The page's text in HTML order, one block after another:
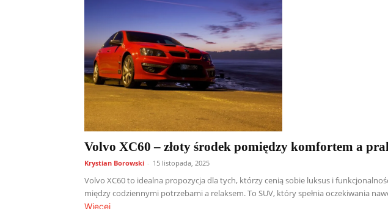
Volvo XC60 – złoty środek pomiędzy komfortem a
Krystian Borowski - 15 listopada, 2025
Volvo XC60 to idealna propozycja dla tych, którzy cenią sobie luksus i
między codziennymi potrzebami a relaksem. To SUV, który spełnia oczekiwania
Więcej